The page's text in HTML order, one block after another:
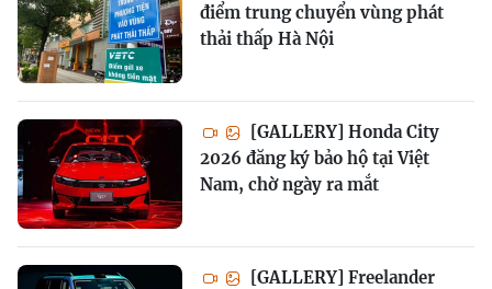
điểm trung chuyển vùng phát
thải thấp Hà Nội
[GALLERY] Honda City
2026 đăng ký bảo hộ tại Việt
Nam, chờ ngày ra mắt
[GALLERY] Freelander